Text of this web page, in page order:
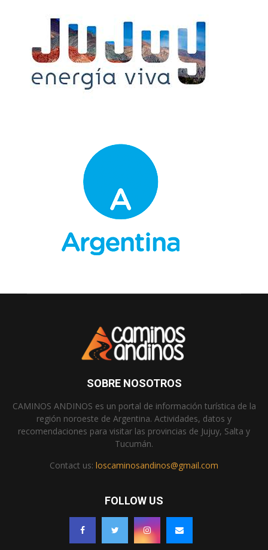
SOBRE NOSOTROS
CAMINOS ANDINOS es un portal de información turística de la
región noroeste de Argentina. Actividades, datos y
recomendaciones para visitar las provincias de Jujuy, Salta y
Tucumán.
Contact us: loscaminosandinos@gmail.com
FOLLOW US